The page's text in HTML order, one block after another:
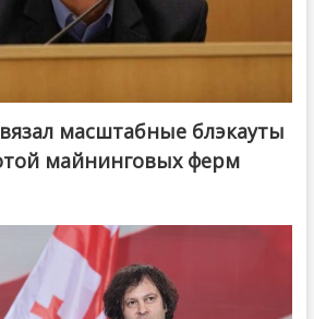
масштабные блэкауты
майнинговых ферм